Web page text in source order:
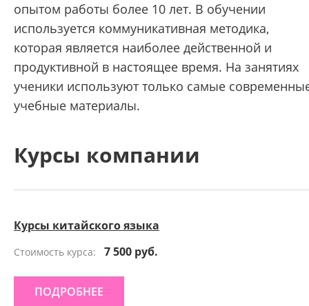
опытом работы более 10 лет. В обучении
используется коммуникативная методика,
которая является наиболее действенной и
продуктивной в настоящее время. На занятиях
ученики используют только самые
учебные материалы.
Курсы компании
Курсы китайского языка
Стоимость курса: 7 500 руб.
ПОДРОБНЕЕ